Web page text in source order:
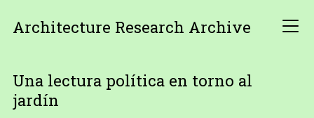
Architecture Research Archive
Una lectura política en torno al
jardín